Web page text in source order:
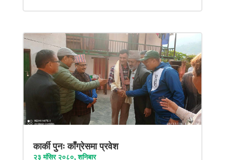
कार्की पुनः काँग्रेसमा प्रवेश
२३ मंसिर २०८०, शनिबार